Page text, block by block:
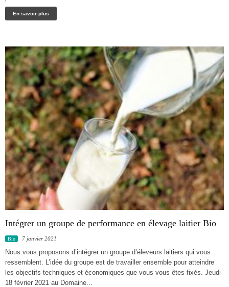
En savoir plus
Intégrer un groupe de performance en élevage laitier Bio
Bio 7 janvier 2021
Nous vous proposons d’intégrer un groupe d’éleveurs laitiers qui vous
ressemblent. L’idée du groupe est de travailler ensemble pour atteindre
les objectifs techniques et économiques que vous vous êtes fixés. Jeudi
18 février 2021 au Domaine...